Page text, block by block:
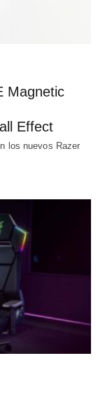
Magnetic
Effect
los nuevos Razer